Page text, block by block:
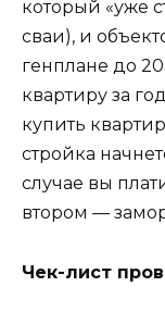
который «уже
сваи), и
генплане до
квартиру за
купить
стройка
случае вы
втором —
Чек-лист